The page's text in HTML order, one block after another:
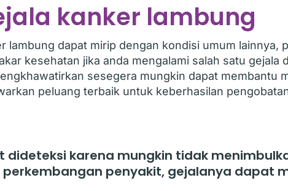
kanker lambung
lambung dapat mirip dengan kondisi umum lainnya,
kesehatan jika anda mengalami salah satu gejala
sesegera mungkin dapat membantu
peluang terbaik untuk keberhasilan
dideteksi karena mungkin tidak
penyakit, gejalanya dapat